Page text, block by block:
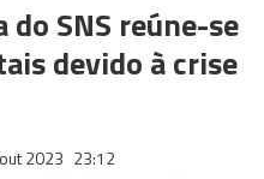
SNS reúne-se
devido à crise
2023 23:12